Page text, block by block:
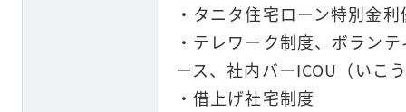
・タニタ住宅ローン特別金
・テレワーク制度、ボラン
ース、社内バーICOU（いこ
・借上げ社宅制度